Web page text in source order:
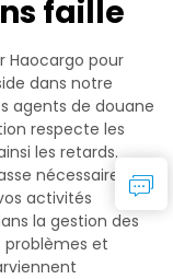
faille
Haocargo pour
dans notre
agents de douane
respecte les
les retards.
nécessaire, afin
activités
la gestion des
problèmes et